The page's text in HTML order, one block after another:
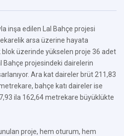
inşa edilen Lal Bahçe projesi
arsa üzerine hayata
blok üzerinde yükselen proje 36 adet
Bahçe projesindeki dairelerin
Ara kat daireler brüt 211,83
bahçe katı daireler ise
ila 162,64 metrekare büyüklükte
proje, hem oturum, hem